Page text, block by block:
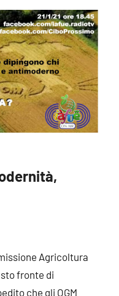
Agricoltura
fronte di
che gli OGM